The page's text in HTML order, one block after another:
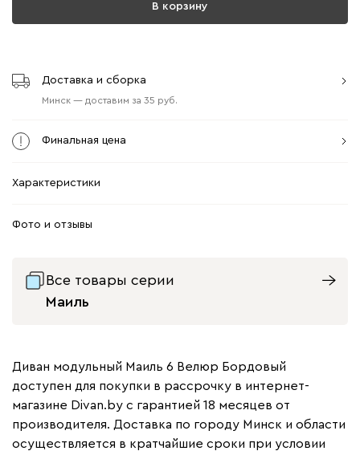
В корзину
Доставка и сборка
Минск — доставим за 35
Финальная цена
Характеристики
Фото и отзывы
Все товары серии
Маиль
Диван модульный Маиль 6 Велюр Бордовый
доступен для покупки в рассрочку в интернет-
магазине Divan.by с гарантией 18 месяцев от
производителя. Доставка по городу Минск и области
осуществляется в кратчайшие сроки при условии